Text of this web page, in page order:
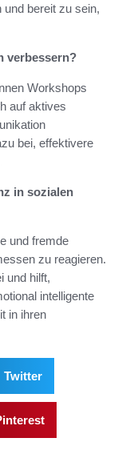
und bereit zu sein,
verbessern?
Workshops
auf aktives
bei, effektivere
in sozialen
und fremde
zu reagieren.
und hilft,
intelligente
in ihren
Twitter